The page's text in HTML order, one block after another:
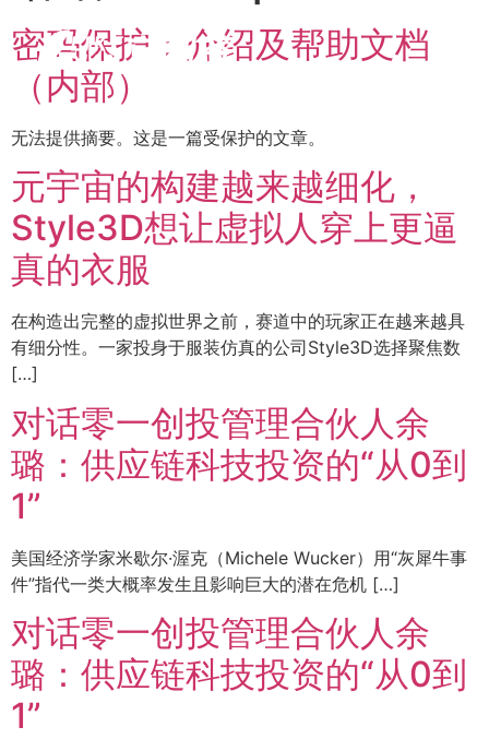
密码保护：介绍及帮助文档
（内部）
无法提供摘要。这是一篇受保护的文章。
元宇宙的构建越来越细化，
Style3D想让虚拟人穿上更逼
真的衣服
在构造出完整的虚拟世界之前，赛道中的玩家正在越来越具
有细分性。一家投身于服装仿真的公司Style3D选择聚焦数
[…]
对话零一创投管理合伙人余
璐：供应链科技投资的“从0到
1”
美国经济学家米歇尔·渥克（Michele Wucker）用“灰犀牛事
件”指代一类大概率发生且影响巨大的潜在危机 […]
对话零一创投管理合伙人余
璐：供应链科技投资的“从0到
1”